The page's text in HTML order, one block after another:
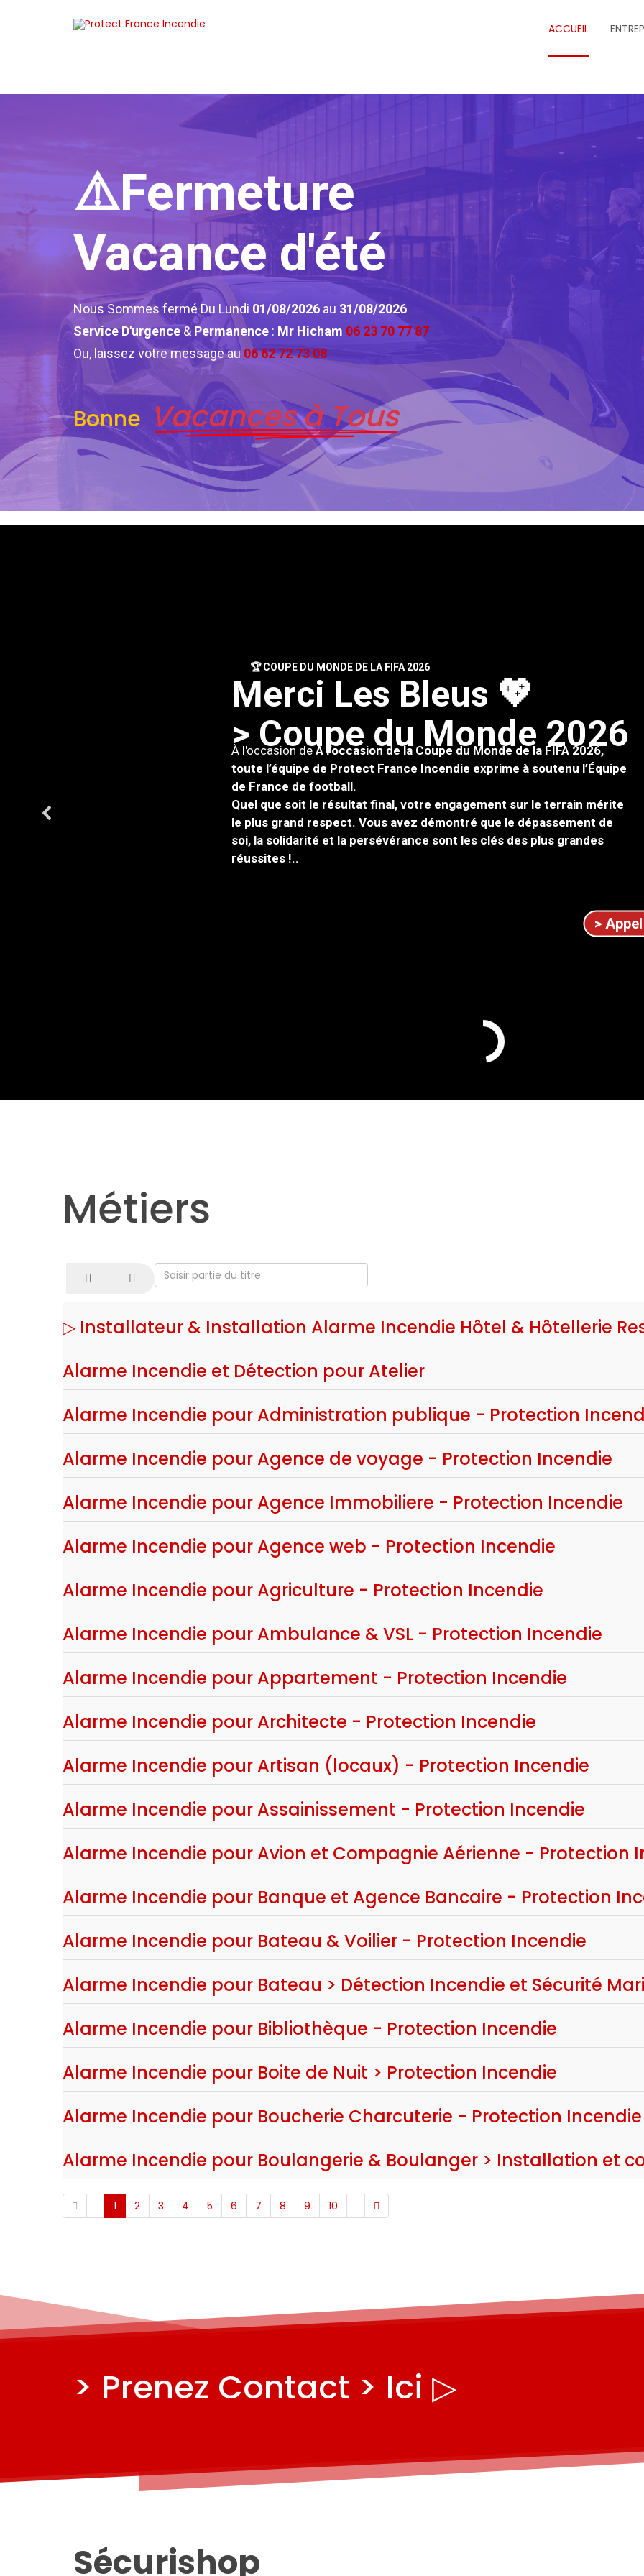
ACCUEIL
⚠️Fermeture
Vacance d'été
Nous Sommes fermé Du Lundi 01/08/2026 au 31/08/2026
Service D'urgence& Permanence : Mr Hicham 06 23 70 77 87
Ou, laissez votre message au06 62 72 73 08
Bonne Vacances à Tous
>
À l'occasion deÀ l’occasion de la Coupe du Monde de la FIFA 2026,
toute l’équipe de Protect France Incendie exprime à soutenu l’Équipe
de France de football.
Quel que soit le résultat final, votre engagement sur le terrain mérite
le plus grand respect. Vous avez démontré que le dépassement de
soi, la solidarité et la persévérance sont les clés des plus grandes
réussites !..
Merci Les Bleus 💖
> Coupe du Monde 2026
🏆 COUPE DU MONDE DE LA FIFA 2026
Métiers
Saisir
partie
titre
▷ Installateur & Installation Alarme Incendie Hôtel & Hôtellerie
Alarme Incendie et Détection pour Atelier
Alarme Incendie pour Administration publique - Protection
Alarme Incendie pour Agence de voyage - Protection Incendie
Alarme Incendie pour Agence Immobiliere - Protection Incendie
Alarme Incendie pour Agence web - Protection Incendie
Alarme Incendie pour Agriculture - Protection Incendie
Alarme Incendie pour Ambulance & VSL - Protection Incendie
Alarme Incendie pour Appartement - Protection Incendie
Alarme Incendie pour Architecte - Protection Incendie
Alarme Incendie pour Artisan (locaux) - Protection Incendie
Alarme Incendie pour Assainissement - Protection Incendie
Alarme Incendie pour Avion et Compagnie Aérienne - Protection
Alarme Incendie pour Banque et Agence Bancaire - Protection
Alarme Incendie pour Bateau & Voilier - Protection Incendie
Alarme Incendie pour Bateau > Détection Incendie et Sécurité
Alarme Incendie pour Bibliothèque - Protection Incendie
Alarme Incendie pour Boite de Nuit > Protection Incendie
Alarme Incendie pour Boucherie Charcuterie - Protection Incendie
Alarme Incendie pour Boulangerie & Boulanger > Installation et
1 2 3 4 5 6 7 8 9 10
> Prenez Contact > Ici ▷
Sécurishop